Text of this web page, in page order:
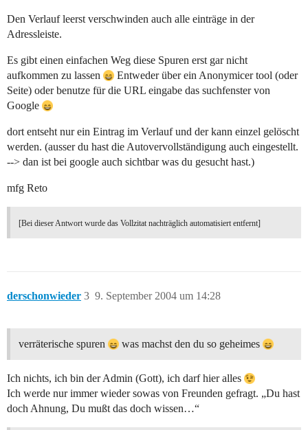
Den Verlauf leerst verschwinden auch alle einträge in der
Adressleiste.
Es gibt einen einfachen Weg diese Spuren erst gar nicht
aufkommen zu lassen
Entweder über ein Anonymicer tool (oder
Seite) oder benutze für die URL eingabe das suchfenster von
Google
dort entseht nur ein Eintrag im Verlauf und der kann einzel gelöscht
werden. (ausser du hast die Autovervollständigung auch eingestellt.
--> dan ist bei google auch sichtbar was du gesucht hast.)
mfg Reto
[Bei dieser Antwort wurde das Vollzitat nachträglich automatisiert entfernt]
derschonwieder 9. September 2004 um 14:28
3
verräterische spuren was machst den du so geheimes
Ich nichts, ich bin der Admin (Gott), ich darf hier alles
Ich werde nur immer wieder sowas von Freunden gefragt. „Du hast
doch Ahnung, Du mußt das doch wissen…“